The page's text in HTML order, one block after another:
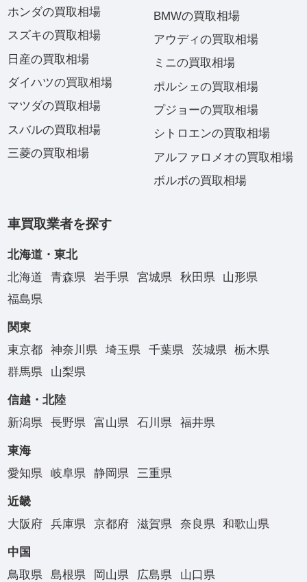
ホンダの買取相場
スズキの買取相場
日産の買取相場
ダイハツの買取相場
マツダの買取相場
スバルの買取相場
三菱の買取相場
BMWの買取相場
アウディの買取相場
ミニの買取相場
ポルシェの買取相場
プジョーの買取相場
シトロエンの買取相場
アルファロメオの買取相場
ボルボの買取相場
車買取業者を探す
北海道・東北
北海道
青森県 岩手県 宮城県 秋田県
山形県
福島県
関東
東京都
神奈川県 埼玉県 千葉県 茨城県
栃木県
群馬県
山梨県
信越・北陸
新潟県
長野県 富山県 石川県 福井県
東海
愛知県
岐阜県 静岡県 三重県
近畿
大阪府
兵庫県 京都府 滋賀県 奈良県 和歌山県
中国
鳥取県
島根県 岡山県 広島県 山口県